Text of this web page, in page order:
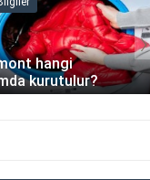
hangi
kurutulur?
›